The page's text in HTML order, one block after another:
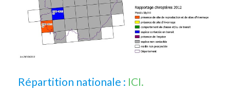
Répartition nationale : ICI.